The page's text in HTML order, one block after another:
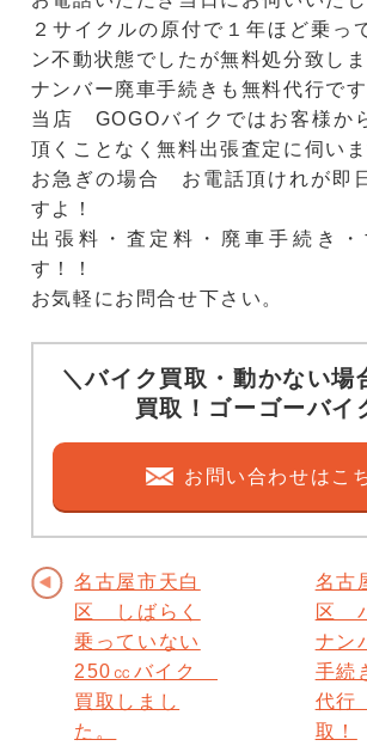
２サイクルの原付で１年ほど乗っ
ン不動状態でしたが無料処分致しま
ナンバー廃車手続きも無料代行です
当店 GOGOバイクではお客様か
頂くことなく無料出張査定に伺いま
お急ぎの場合 お電話頂けれが即
すよ！
出張料・査定料・廃車手続き
す！！
お気軽にお問合せ下さい。
＼バイク買取・動かない場
買取！ゴーゴーバイ
お問い合わせはこ
名古屋市天白
区 しばらく
乗っていない
250㏄バイク
買取しまし
た。
名古
区
ナン
手続
代行
取！